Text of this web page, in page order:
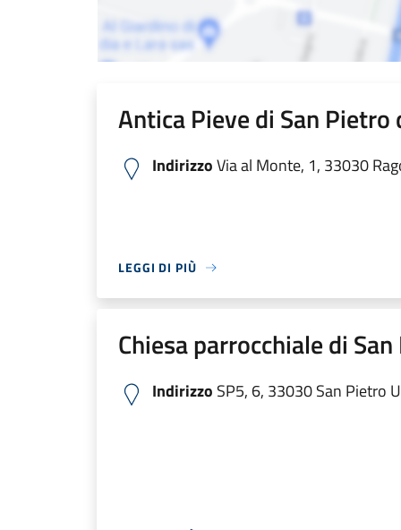
Antica Pieve di San Pietro
IndirizzoVia al Monte, 1, 33030
LEGGI DI PIÙ
Chiesa parrocchiale di
Indirizzo SP5, 6, 33030 San Pietro